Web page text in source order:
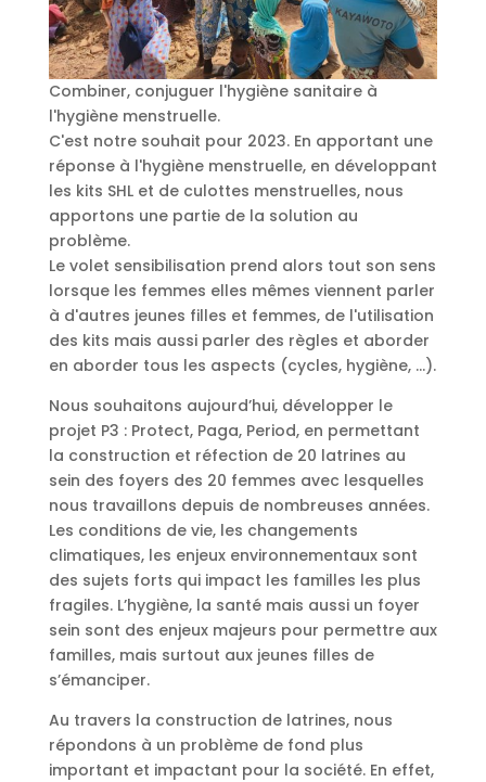
Combiner, conjuguer l'hygiène sanitaire à
l'hygiène menstruelle.
C'est notre souhait pour 2023. En apportant une
réponse à l'hygiène menstruelle, en développant
les kits SHL et de culottes menstruelles, nous
apportons une partie de la solution au
problème.
Le volet sensibilisation prend alors tout son sens
lorsque les femmes elles mêmes viennent parler
à d'autres jeunes filles et femmes, de l'utilisation
des kits mais aussi parler des règles et aborder
en aborder tous les aspects (cycles, hygiène, ...).
Nous souhaitons aujourd’hui, développer le
projet P3 : Protect, Paga, Period, en permettant
la construction et réfection de 20 latrines au
sein des foyers des 20 femmes avec lesquelles
nous travaillons depuis de nombreuses années.
Les conditions de vie, les changements
climatiques, les enjeux environnementaux sont
des sujets forts qui impact les familles les plus
fragiles. L’hygiène, la santé mais aussi un foyer
sein sont des enjeux majeurs pour permettre aux
familles, mais surtout aux jeunes filles de
s’émanciper.
Au travers la construction de latrines, nous
répondons à un problème de fond plus
important et impactant pour la société. En effet,